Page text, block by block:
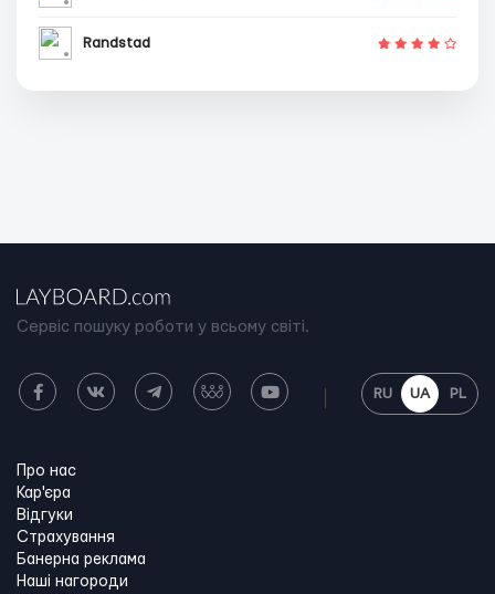
Randstad
Сервіс пошуку роботи у всьому світі.
RU UA PL
Про нас
Кар'єра
Відгуки
Страхування
Банерна реклама
Наші нагороди